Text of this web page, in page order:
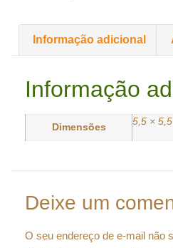
Informação adicional
Informação
Dimensões
5,5 ×
Deixe um
O seu endereço de e-mail não